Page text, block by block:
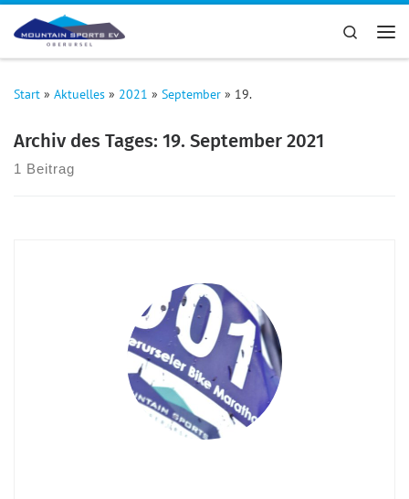
Zum Inhalt springen Search
Start » Aktuelles » 2021 » September » 19.
Archiv des Tages: 19. September 2021
1 Beitrag